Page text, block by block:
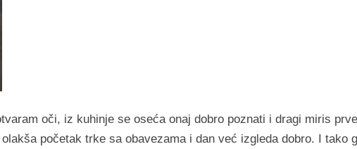
oči, iz kuhinje se oseća onaj dobro poznati i dragi miris
početak trke sa obavezama i dan već izgleda dobro. I tako